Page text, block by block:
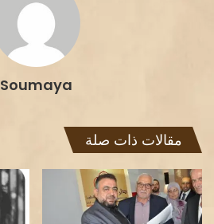
Soumaya
مقالات ذات صلة